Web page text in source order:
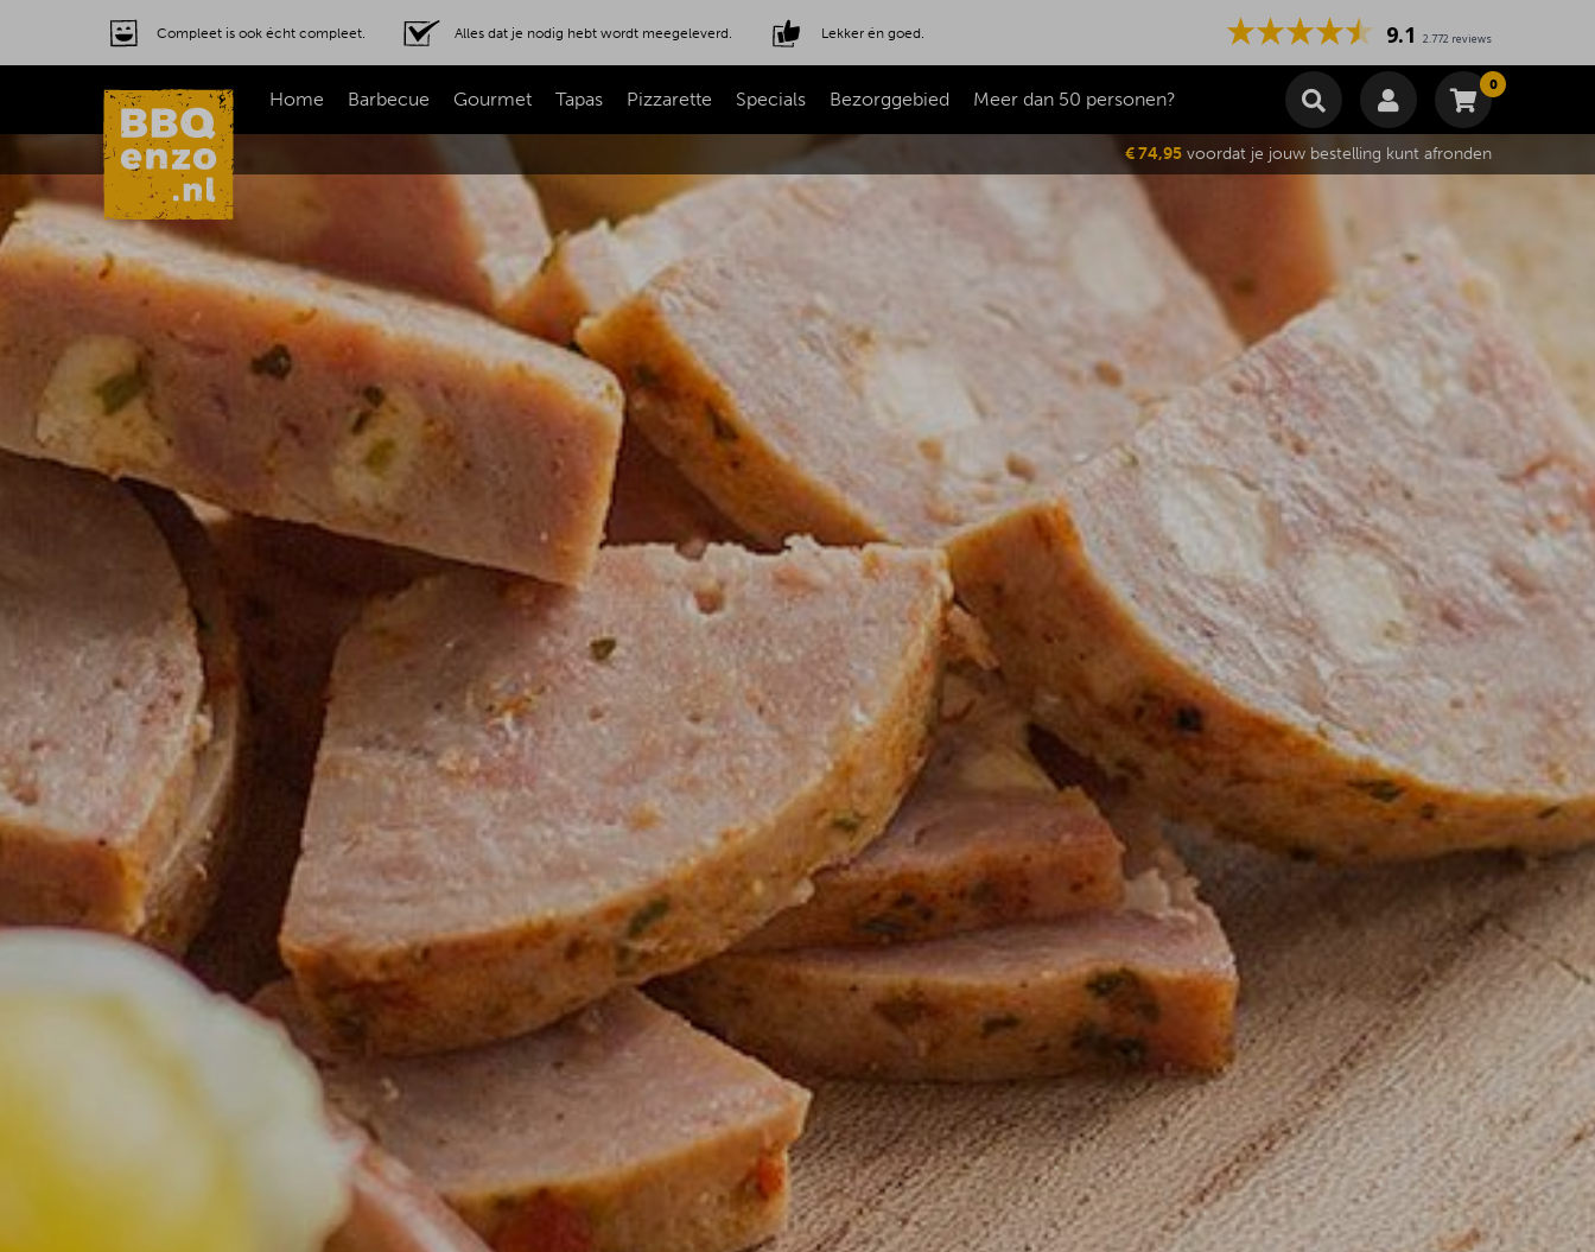
Compleet is ook écht compleet. Alles dat je nodig hebt wordt meegeleverd. Lekker én goed. 9.1 2.772 reviews
Home Barbecue Gourmet Tapas Pizzarette Specials Bezorggebied Meer dan 50 personen?
0
Winkelmand
Je winkelwagen is momenteel leeg.
Subtotaal €0,00
Wijzig winkelmand
€ 74,95 voordat je jouw bestelling kunt afronden